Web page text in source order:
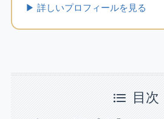
▶ 詳しいプロフィールを見る
目次